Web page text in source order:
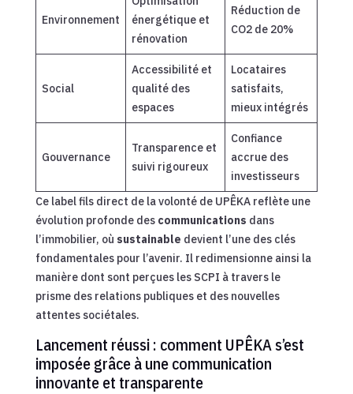
Environnement
énergétique et
rénovation
Réduction de
CO2 de 20%
Social
Accessibilité et
qualité des
espaces
Locataires
satisfaits,
mieux intégrés
Gouvernance
Transparence et
suivi rigoureux
Confiance
accrue des
investisseurs
Ce label fils direct de la volonté de UPÊKA reflète une
évolution profonde des communications dans
l’immobilier, où sustainable devient l’une des clés
fondamentales pour l’avenir. Il redimensionne ainsi la
manière dont sont perçues les SCPI à travers le
prisme des relations publiques et des nouvelles
attentes sociétales.
Lancement réussi : comment UPÊKA s’est
imposée grâce à une communication
innovante et transparente